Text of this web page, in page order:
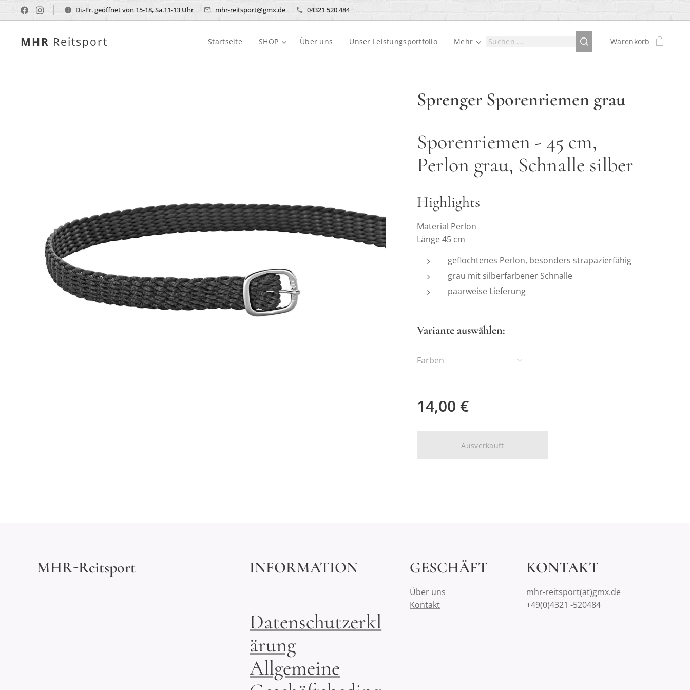
Di.-Fr. geöffnet von 15-18, Sa.11-13 Uhr mhr-reitsport@gmx.de 04321 520 484
MHR Reitsport Startseite SHOP Über uns Unser Leistungsportfolio Mehr Warenkorb
Sprenger Sporenriemen grau
Sporenriemen - 45 cm,
Perlon grau, Schnalle silber
Highlights
Material Perlon
Länge 45 cm
geflochtenes Perlon, besonders strapazierfähig
grau mit silberfarbener Schnalle
paarweise Lieferung
Variante auswählen:
Farben
14,00 €
Ausverkauft
MHR-Reitsport INFORMATION
Datenschutzerkl
ärung
Allgemeine
GESCHÄFT
Über uns
Kontakt
KONTAKT
mhr-reitsport(at)gmx.de
+49(0)4321 -520484